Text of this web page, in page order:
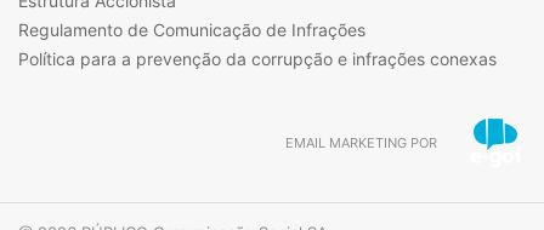
Regulamento de Comunicação de Infrações
Política para a prevenção da corrupção e infrações conexas
EMAIL MARKETING POR